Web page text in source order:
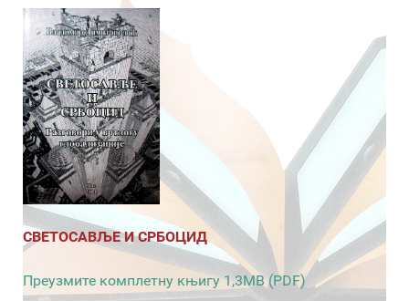
СВЕТОСАВЉЕ И СРБОЦИД
Преузмите комплетну књигу 1,3MB (PDF)